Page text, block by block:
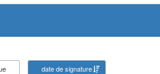
date de signature